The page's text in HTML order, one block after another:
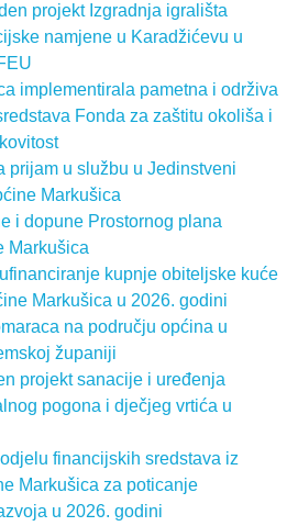
projekt Izgradnja igrališta
namjene u Karadžićevu u
implementirala pametna i održiva
Fonda za zaštitu okoliša i
prijam u službu u Jedinstveni
Markušica
i dopune Prostornog plana
Markušica
kupnje obiteljske kuće
Markušica u 2026. godini
na području općina u
županiji
projekt sanacije i uređenja
pogona i dječjeg vrtića u
financijskih sredstava iz
Markušica za poticanje
u 2026. godini